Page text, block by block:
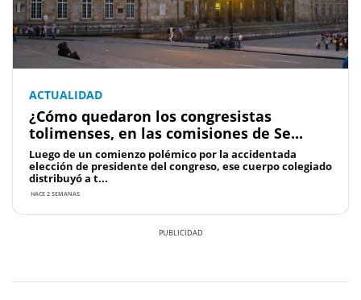
ACTUALIDAD
¿Cómo quedaron los congresistas
tolimenses, en las comisiones de Se...
Luego de un comienzo polémico por la accidentada
elección de presidente del congreso, ese cuerpo colegiado
distribuyó a t...
HACE 2 SEMANAS